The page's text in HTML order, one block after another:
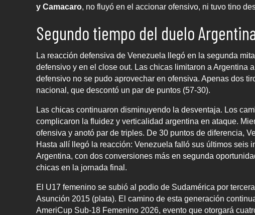
y Camacaro, no fluyó en el accionar ofensivo, ni tuvo tino
Segundo tiempo del duelo
La reacción defensiva de Venezuela llegó en la segunda
defensivo y en el close out. Las chicas limitaron a Argentina
defensivo no se pudo aprovechar en ofensiva. Apenas dos
nacional, que descontó un par de puntos (57-30).
Las chicas continuaron disminuyendo la desventaja. Los
complicaron la fluidez y verticalidad argentina en ataque.
ofensiva y anotó par de triples. De 30 puntos de diferencia,
Hasta allí llegó la reacción: Venezuela falló sus últimos seis
Argentina, con dos conversiones más en segunda
chicas en la jornada final.
El U17 femenino se subió al podio de Sudamérica por
Asunción 2015 (plata). El camino de esta generación
AmeriCup Sub-18 Femenino 2026, evento que otorgará